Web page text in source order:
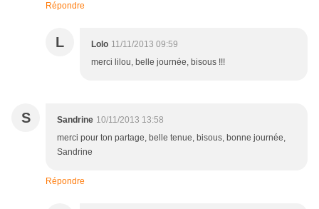
Répondre
L Lolo 11/11/2013 09:59
merci lilou, belle journée, bisous !!!
S Sandrine 10/11/2013 13:58
merci pour ton partage, belle tenue, bisous, bonne journée,
Sandrine
Répondre